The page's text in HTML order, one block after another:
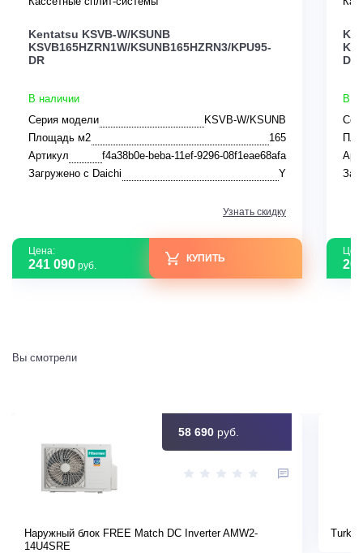
Kentatsu KSVB-W/KSUNB
KSVB165HZRN1W/KSUNB165HZRN3/KPU95-
DR
В наличии
Серия модели
KSVB-W/KSUNB
Площадь м2
165
Артикул
f4a38b0e-beba-11ef-9296-08f1eae68afa
Загружено с Daichi
Y
Узнать скидку
Цена:
241 090 руб.
КУПИТЬ
DR
В
Вы смотрели
58 690 руб.
Наружный блок FREE Match DC Inverter AMW2-
14U4SRE